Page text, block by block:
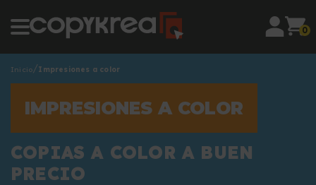
0
Inicio Impresiones a color
IMPRESIONES A COLOR
COPIAS A COLOR A BUEN
PRECIO